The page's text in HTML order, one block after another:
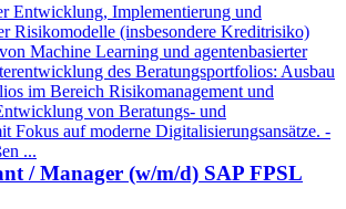
Entwicklung, Implementierung und
Risikomodelle (insbesondere Kreditrisiko)
Machine Learning und agentenbasierter
des Beratungsportfolios: Ausbau
im Bereich Risikomanagement und
von Beratungs- und
Fokus auf moderne Digitalisierungsansätze. -
...
/ Manager (w/m/d) SAP FPSL